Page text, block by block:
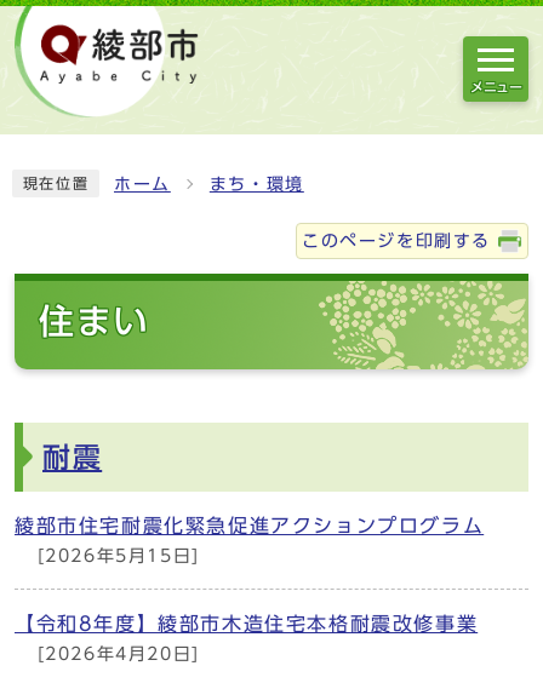
メニュー
現在位置 ホーム まち・環境
このページを印刷する
住まい
耐震
綾部市住宅耐震化緊急促進アクションプログラム
[2026年5月15日]
【令和8年度】綾部市木造住宅本格耐震改修事業
[2026年4月20日]